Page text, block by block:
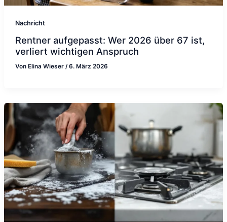
Nachricht
Rentner aufgepasst: Wer 2026 über 67 ist,
verliert wichtigen Anspruch
Von Elina Wieser /6. März 2026